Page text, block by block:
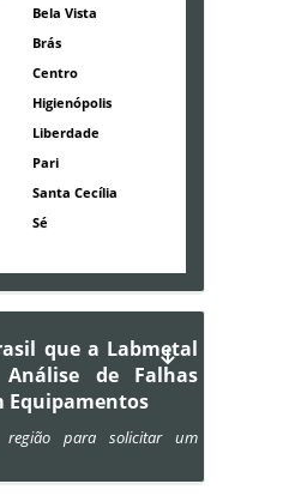
Bela Vista
Brás
Centro
Higienópolis
Liberdade
Pari
Santa Cecília
Sé
que a Labmetal
de Falhas
Equipamentos
região para solicitar um